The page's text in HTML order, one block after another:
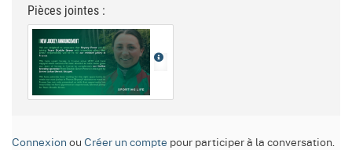
Pièces jointes :
Connexion ou Créer un compte pour participer à la conversation.